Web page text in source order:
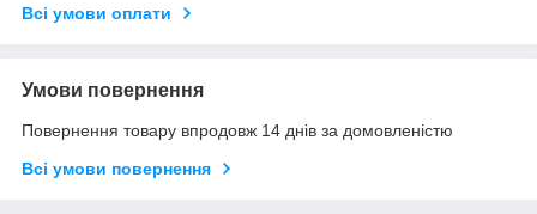
Всі умови оплати
Умови повернення
Повернення товару впродовж 14 днів за домовленістю
Всі умови повернення